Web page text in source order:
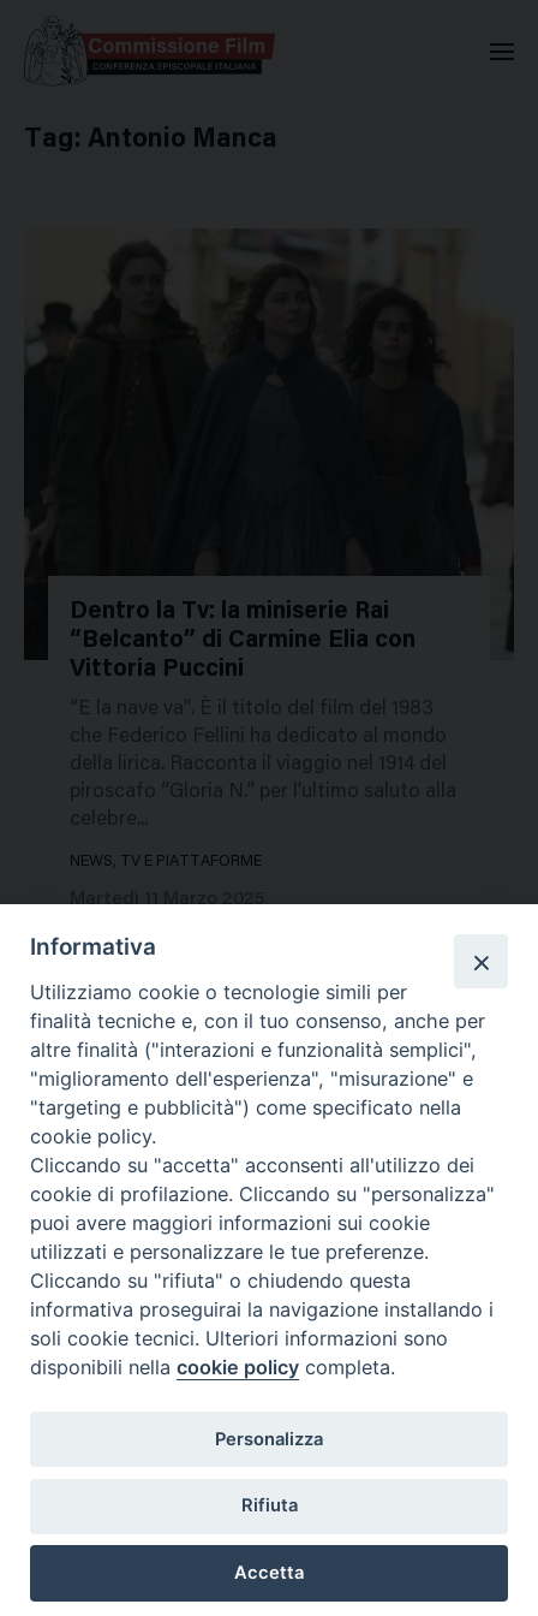
Tag: Antonio Manca
636550
Dentro la Tv: la miniserie Rai
“Belcanto” di Carmine Elia con
Vittoria Puccini
“E la nave va”. È il titolo del film del 1983
che Federico Fellini ha dedicato al mondo
della lirica. Racconta il viaggio nel 1914 del
piroscafo “Gloria N.” per l’ultimo saluto alla
celebre...
NEWS, TV E PIATTAFORME
Contatti & Info
C.ne Aurelia, 50 – 00165 Roma
Contatti
Scrivi a: cnvf@chiesacattolica.it
Informativa
Utilizziamo cookie o tecnologie simili per
finalità tecniche e, con il tuo consenso, anche per
altre finalità ("interazioni e funzionalità semplici",
"miglioramento dell'esperienza", "misurazione" e
"targeting e pubblicità") come specificato nella
cookie policy.
Cliccando su "accetta" acconsenti all'utilizzo dei
cookie di profilazione. Cliccando su "personalizza"
puoi avere maggiori informazioni sui cookie
utilizzati e personalizzare le tue preferenze.
Cliccando su "rifiuta" o chiudendo questa
informativa proseguirai la navigazione installando i
soli cookie tecnici. Ulteriori informazioni sono
disponibili nellacookie policy completa.
Personalizza
Rifiuta
Accetta